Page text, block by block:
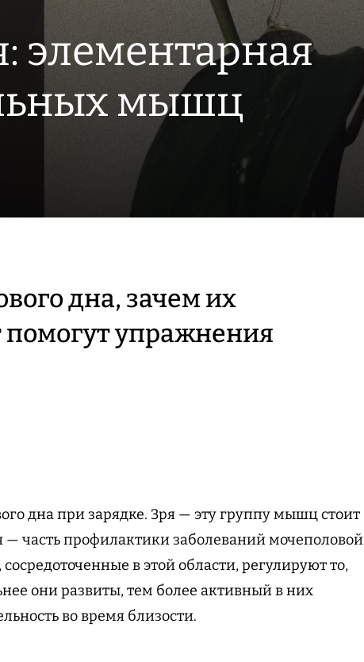
элементарная
мышц
дна, зачем их
помогут упражнения
дна при зарядке. Зря — эту группу мышц стоит
— часть профилактики заболеваний мочеполовой
в этой области, регулируют то,
они развиты, тем более активный в них
во время близости.